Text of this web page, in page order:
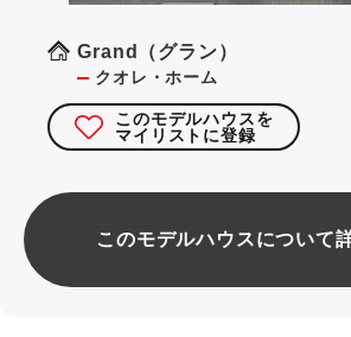
Grand（グラン）
クオレ・ホーム
このモデルハウスを
マイリストに登録
このモデルハウスについて